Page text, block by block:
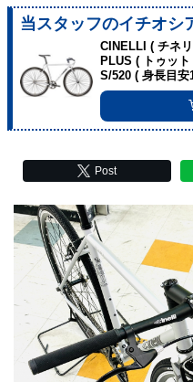
当スタッフのイチオシ
CINELLI ( チネ
PLUS ( トゥッ
S/520 ( 身長目
Post